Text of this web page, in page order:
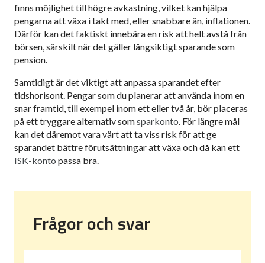
finns möjlighet till högre avkastning, vilket kan hjälpa
pengarna att växa i takt med, eller snabbare än, inflationen.
Därför kan det faktiskt innebära en risk att helt avstå från
börsen, särskilt när det gäller långsiktigt sparande som
pension.
Samtidigt är det viktigt att anpassa sparandet efter
tidshorisont. Pengar som du planerar att använda inom en
snar framtid, till exempel inom ett eller två år, bör placeras
på ett tryggare alternativ somsparkonto. För längre mål
kan det däremot vara värt att ta viss risk för att ge
sparandet bättre förutsättningar att växa och då kan ett
ISK-konto passa bra.
Frågor och svar